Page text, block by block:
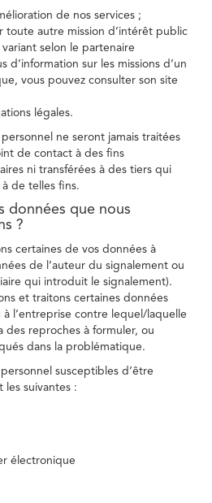
de nos services ;
toute autre mission d’intérêt public
selon le partenaire
d’information sur les missions d’un
vous pouvez consulter son site
légales.
ne seront jamais traitées
de contact à des fins
ni transférées à des tiers qui
de telles fins.
données que nous
?
certaines de vos données à
de l’auteur du signalement ou
qui introduit le signalement).
et traitons certaines données
l’entreprise contre lequel/laquelle
des reproches à formuler, ou
dans la problématique.
susceptibles d’être
les suivantes :
électronique